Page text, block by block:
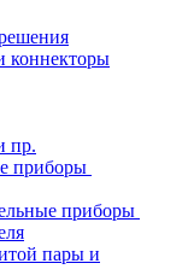
коннекторы
пр.
приборы
приборы
пары и